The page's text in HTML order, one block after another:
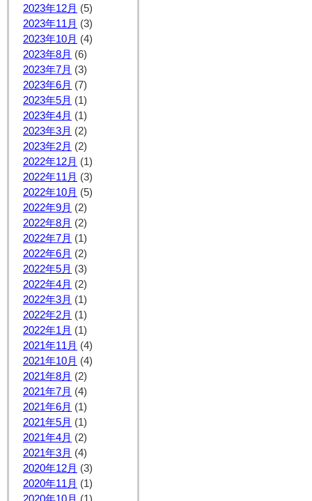
2023年12月 (5)
2023年11月 (3)
2023年10月 (4)
2023年8月 (6)
2023年7月 (3)
2023年6月 (7)
2023年5月 (1)
2023年4月 (1)
2023年3月 (2)
2023年2月 (2)
2022年12月 (1)
2022年11月 (3)
2022年10月 (5)
2022年9月 (2)
2022年8月 (2)
2022年7月 (1)
2022年6月 (2)
2022年5月 (3)
2022年4月 (2)
2022年3月 (1)
2022年2月 (1)
2022年1月 (1)
2021年11月 (4)
2021年10月 (4)
2021年8月 (2)
2021年7月 (4)
2021年6月 (1)
2021年5月 (1)
2021年4月 (2)
2021年3月 (4)
2020年12月 (3)
2020年11月 (1)